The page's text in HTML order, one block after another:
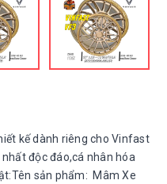
kế dành riêng cho Vinfast
độc đáo,cá nhân hóa
sản phẩm: Mâm Xe